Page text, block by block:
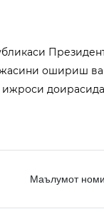
ошириш ва
Маълумот номи